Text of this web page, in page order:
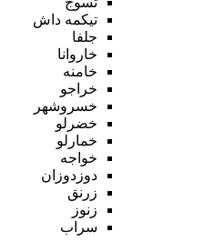
تیکمه داش
جلفا
خاروانا
خامنه
خراجو
خسروشهر
خضرلو
خمارلو
خواجه
دوزدوزان
زرنق
زنوز
سراب